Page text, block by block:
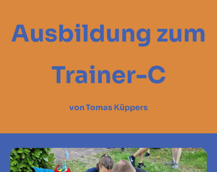
Ausbildung zum
Trainer-C
von Tomas Küppers